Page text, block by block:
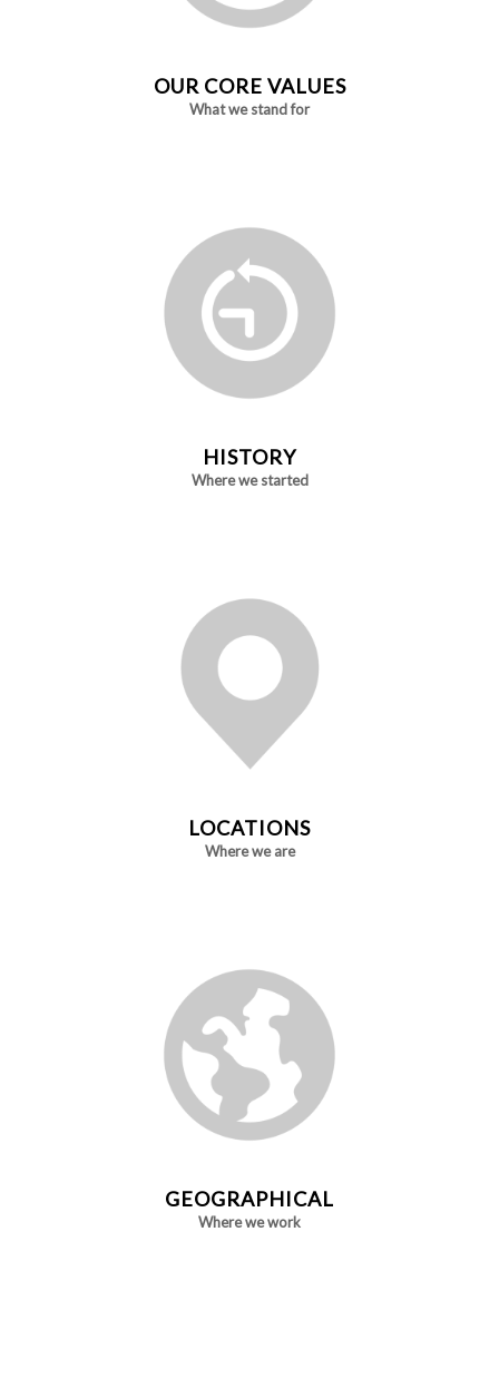
OUR CORE VALUES
What we stand for
HISTORY
Where we started
LOCATIONS
Where we are
GEOGRAPHICAL
Where we work